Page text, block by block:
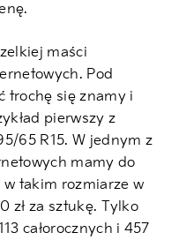
maści
Pod
trochę się znamy i
pierwszy z
65 R15. W jednym z
mamy do
takim rozmiarze w
zł za sztukę. Tylko
całorocznych i 457